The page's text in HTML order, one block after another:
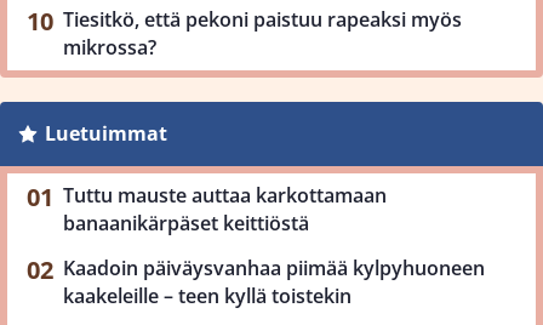
Tiesitkö, että pekoni paistuu rapeaksi myös
mikrossa?
Luetuimmat
Tuttu mauste auttaa karkottamaan
banaanikärpäset keittiöstä
Kaadoin päiväysvanhaa piimää kylpyhuoneen
kaakeleille – teen kyllä toistekin